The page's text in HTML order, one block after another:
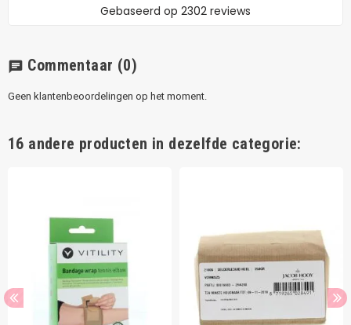
chat Commentaar (0)
Geen klantenbeoordelingen op het moment.
16 andere producten in dezelfde categorie: